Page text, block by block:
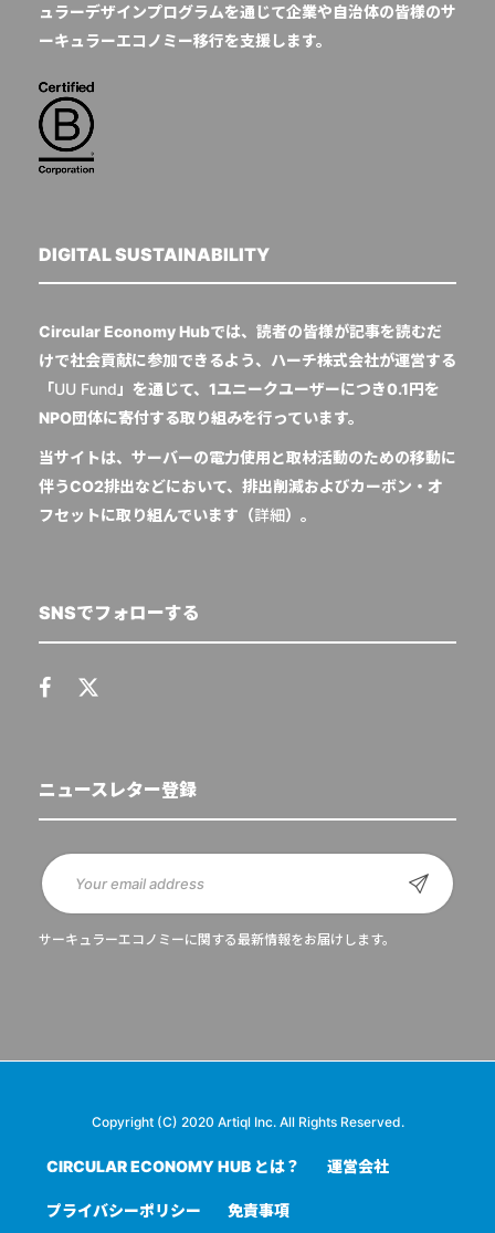
ュラーデザインプログラムを通じて企業や自治体の皆様のサ
ーキュラーエコノミー移行を支援します。
DIGITAL SUSTAINABILITY
Circular Economy Hubでは、読者の皆様が記事を読むだ
けで社会貢献に参加できるよう、ハーチ株式会社が運営する
「UU Fund 」を通じて、1ユニークユーザーにつき0.1円を
NPO団体に寄付する取り組みを行っています。
当サイトは、サーバーの電力使用と取材活動のための移動に
伴うCO2排出などにおいて、排出削減およびカーボン・オ
フセットに取り組んでいます（詳細）。
SNSでフォローする
ニュースレター登録
サーキュラーエコノミーに関する最新情報をお届けします。
Copyright (C) 2020 Artiql Inc. All Rights Reserved.
CIRCULAR ECONOMY HUB とは？ 運営会社
プライバシーポリシー 免責事項